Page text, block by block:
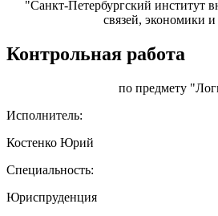
"Санкт-Петербургский институт
связей, экономики
Контрольная работа
по предмету
Исполнитель:
Костенко Юрий
Специальность:
Юриспруденция